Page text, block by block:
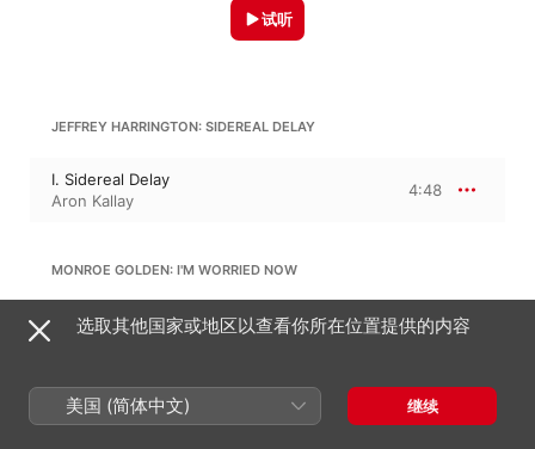
试听
JEFFREY HARRINGTON: SIDEREAL DELAY
I. Sidereal Delay
Aron Kallay
4:48
MONROE GOLDEN: I'M WORRIED NOW
I. I'm Worried Now
12:47
选取其他国家或地区以查看你所在位置提供的内容
美国 (简体中文) 继续